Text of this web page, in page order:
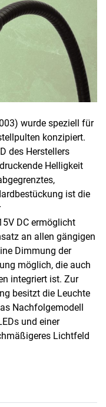
wurde speziell für
konzipiert.
des Herstellers
Helligkeit
ist die
DC ermöglicht
an allen gängigen
Dimmung der
möglich, die auch
integriert ist. Zur
besitzt die Leuchte
Nachfolgemodell
und einer
Lichtfeld